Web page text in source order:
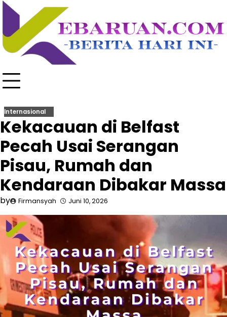
Skip
content
Internasional
Kekacauan di Belfast
Pecah Usai Serangan
Pisau, Rumah dan
Kendaraan Dibakar Massa
by Firmansyah Juni 10, 2026